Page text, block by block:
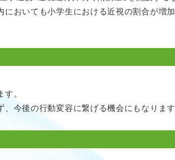
おいても小学生における近視の割合が増
。
、今後の行動変容に繋げる機会にもなりま